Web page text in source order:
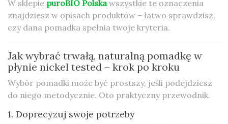
W sklepie puroBIO Polskawszystkie te oznaczenia
znajdziesz w opisach produktów – łatwo sprawdzisz,
czy dana pomadka spełnia twoje kryteria.
Jak wybrać trwałą, naturalną pomadkę w
płynie nickel tested – krok po kroku
Wybór pomadki może być prostszy, jeśli podejdziesz
do niego metodycznie. Oto praktyczny przewodnik.
1. Doprecyzuj swoje potrzeby